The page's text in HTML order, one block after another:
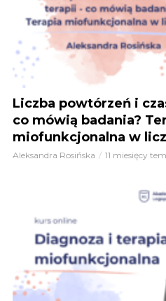
Liczba powtórzeń i
co mówią badania?
miofunkcjonalna w
Aleksandra Rosińska 11 miesięcy